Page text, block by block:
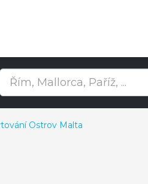
Ostrov Malta